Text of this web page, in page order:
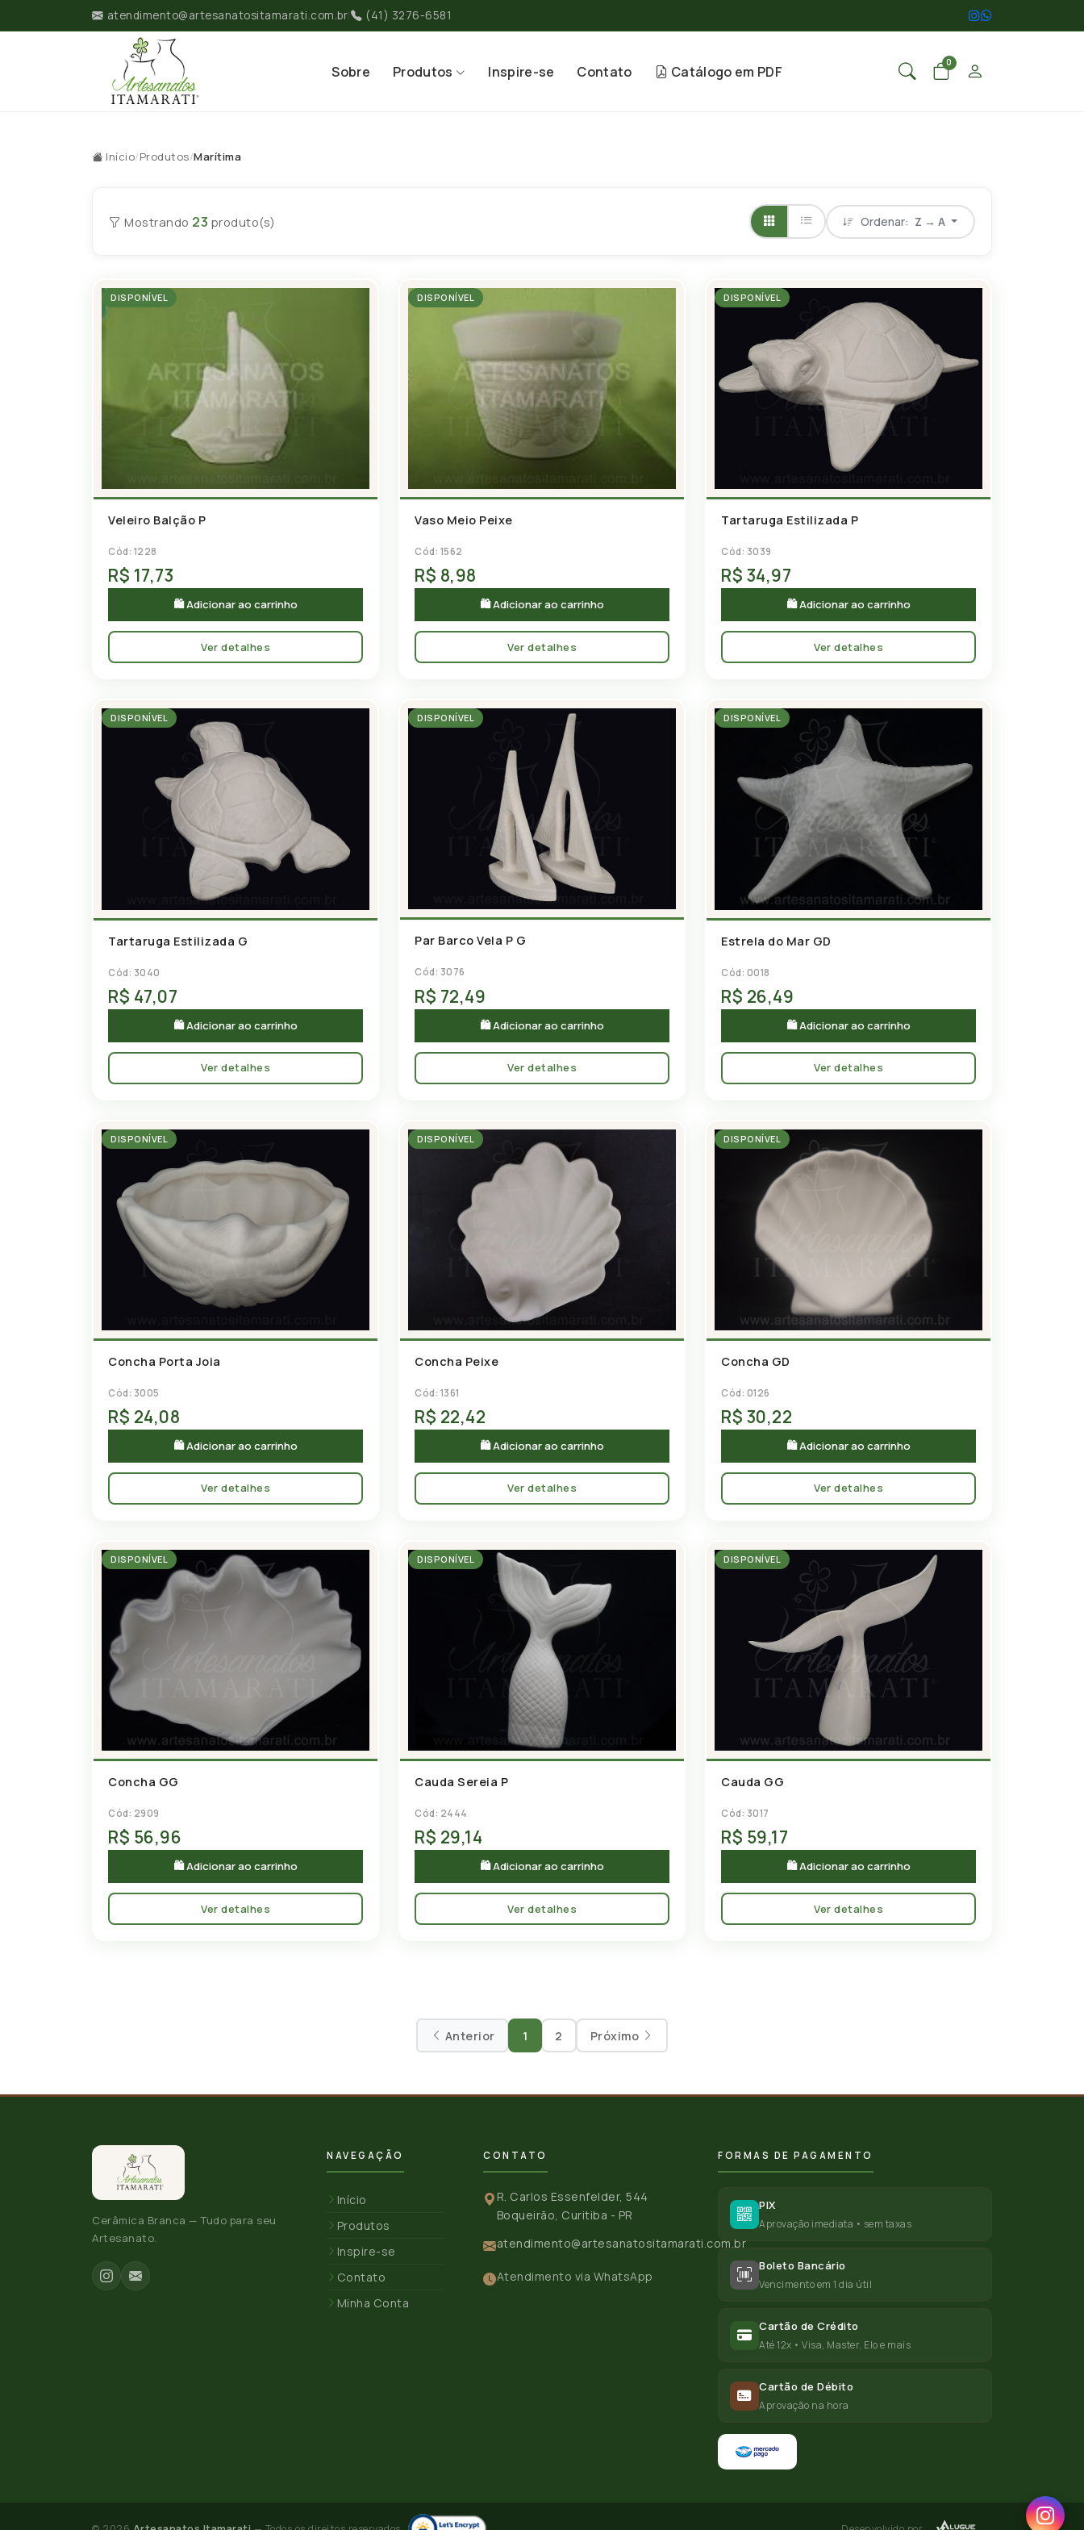
atendimento@artesanatositamarati.com.br| (41) 3276-6581
Sobre Produtos Inspire-se Contato Catálogo em PDF
0
Início/Produtos/Marítima
Mostrando 23 produto(s) Ordenar: Z → A
DISPONÍVEL
Veleiro Balção P
Cód: 1228
R$ 17,73
🛍 Adicionar ao carrinho
Ver detalhes
DISPONÍVEL
Vaso Meio Peixe
Cód: 1562
R$ 8,98
🛍 Adicionar ao carrinho
Ver detalhes
DISPONÍVEL
Tartaruga Estilizada P
Cód: 3039
R$ 34,97
🛍 Adicionar ao carrinho
Ver detalhes
DISPONÍVEL
Tartaruga Estilizada G
Cód: 3040
R$ 47,07
🛍 Adicionar ao carrinho
Ver detalhes
DISPONÍVEL
Par Barco Vela P G
Cód: 3076
R$ 72,49
🛍 Adicionar ao carrinho
Ver detalhes
DISPONÍVEL
Estrela do Mar GD
Cód: 0018
R$ 26,49
🛍 Adicionar ao carrinho
Ver detalhes
DISPONÍVEL
Concha Porta Joia
Cód: 3005
R$ 24,08
🛍 Adicionar ao carrinho
Ver detalhes
DISPONÍVEL
Concha Peixe
Cód: 1361
R$ 22,42
🛍 Adicionar ao carrinho
Ver detalhes
DISPONÍVEL
Concha GD
Cód: 0126
R$ 30,22
🛍 Adicionar ao carrinho
Ver detalhes
DISPONÍVEL
Concha GG
Cód: 2909
R$ 56,96
🛍 Adicionar ao carrinho
Ver detalhes
DISPONÍVEL
Cauda Sereia P
Cód: 2444
R$ 29,14
🛍 Adicionar ao carrinho
Ver detalhes
DISPONÍVEL
Cauda GG
Cód: 3017
R$ 59,17
🛍 Adicionar ao carrinho
Ver detalhes
Anterior 1 2 Próximo
Cerâmica Branca — Tudo para seu
Artesanato.
NAVEGAÇÃO
Início
Produtos
Inspire-se
Contato
Minha Conta
CONTATO
R. Carlos Essenfelder, 544
Boqueirão, Curitiba - PR
atendimento@artesanatositamarati.com.br
Atendimento via WhatsApp
FORMAS DE PAGAMENTO
PIX
Aprovação imediata • sem taxas
Boleto Bancário
Vencimento em 1 dia útil
Cartão de Crédito
Até 12x • Visa, Master, Elo e mais
Cartão de Débito
Aprovação na hora